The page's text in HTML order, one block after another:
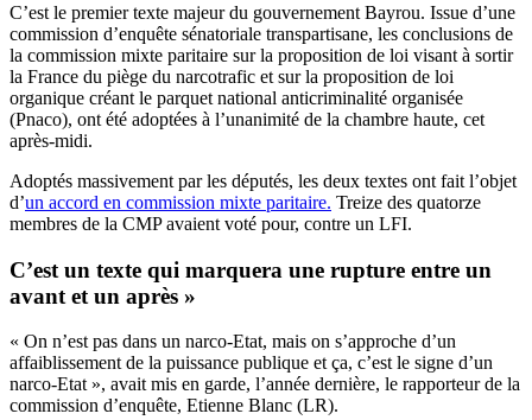
C’est le premier texte majeur du gouvernement Bayrou. Issue d’une
commission d’enquête sénatoriale transpartisane, les conclusions de
la commission mixte paritaire sur la proposition de loi visant à sortir
la France du piège du narcotrafic et sur la proposition de loi
organique créant le parquet national anticriminalité organisée
(Pnaco), ont été adoptées à l’unanimité de la chambre haute, cet
après-midi.
Adoptés massivement par les députés, les deux textes ont fait l’objet
d’un accord en commission mixte paritaire. Treize des quatorze
membres de la CMP avaient voté pour, contre un LFI.
C’est un texte qui marquera une rupture entre un
avant et un après »
« On n’est pas dans un narco-Etat, mais on s’approche d’un
affaiblissement de la puissance publique et ça, c’est le signe d’un
narco-Etat », avait mis en garde, l’année dernière, le rapporteur de la
commission d’enquête, Etienne Blanc (LR).